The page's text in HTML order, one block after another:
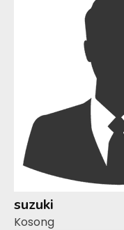
suzuki
Kosong